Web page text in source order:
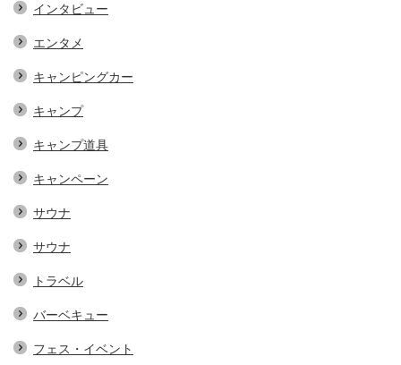
インタビュー
エンタメ
キャンピングカー
キャンプ
キャンプ道具
キャンペーン
サウナ
サウナ
トラベル
バーベキュー
フェス・イベント